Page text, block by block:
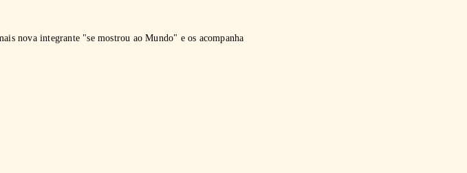
nova integrante "se mostrou ao Mundo" e os acompanha